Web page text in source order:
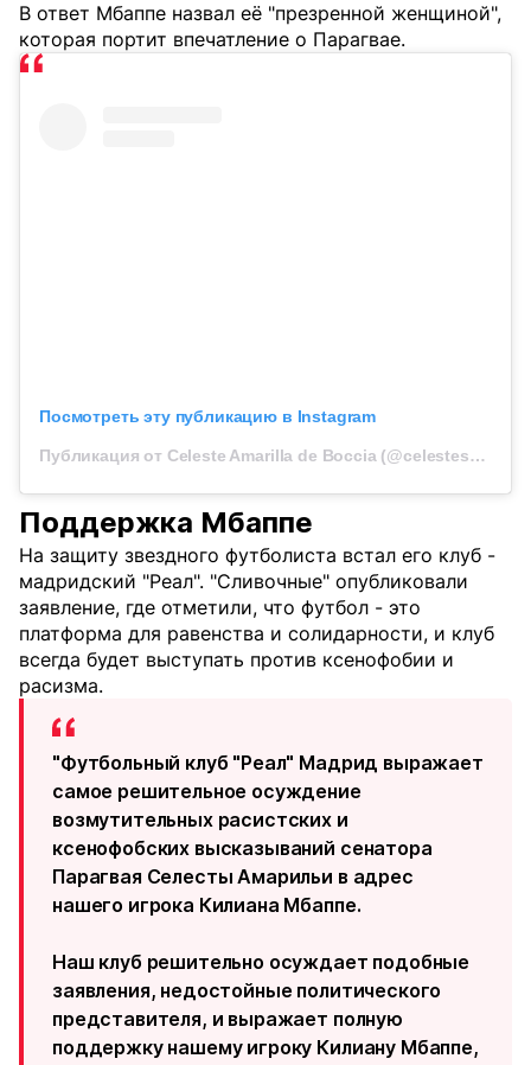
В ответ Мбаппе назвал её "презренной женщиной",
которая портит впечатление о Парагвае.
Посмотреть эту публикацию в Instagram
Публикация от Celeste Amarilla de Boccia (@celestesenadora)
Поддержка Мбаппе
На защиту звездного футболиста встал его клуб -
мадридский "Реал". "Сливочные" опубликовали
заявление, где отметили, что футбол - это
платформа для равенства и солидарности, и клуб
всегда будет выступать против ксенофобии и
расизма.
"Футбольный клуб "Реал" Мадрид выражает
самое решительное осуждение
возмутительных расистских и
ксенофобских высказываний сенатора
Парагвая Селесты Амарильи в адрес
нашего игрока Килиана Мбаппе.
Наш клуб решительно осуждает подобные
заявления, недостойные политического
представителя, и выражает полную
поддержку нашему игроку Килиану Мбаппе,